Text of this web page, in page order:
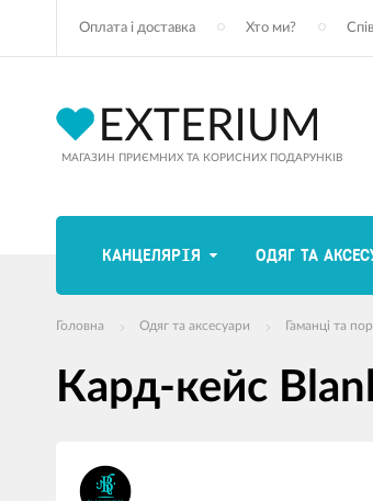
Оплата і доставка Хто ми?
МАГАЗИН ПРИЄМНИХ ТА КОРИСНИХ ПОДАРУНКІВ
КАНЦЕЛЯРІЯ ОДЯГ ТА
Головна Одяг та аксесуари Гаманці та
Кард-кейс
продуктів